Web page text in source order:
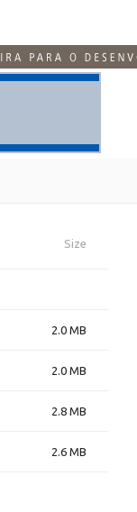
Size
2.0 MB
2.0 MB
2.8 MB
2.6 MB